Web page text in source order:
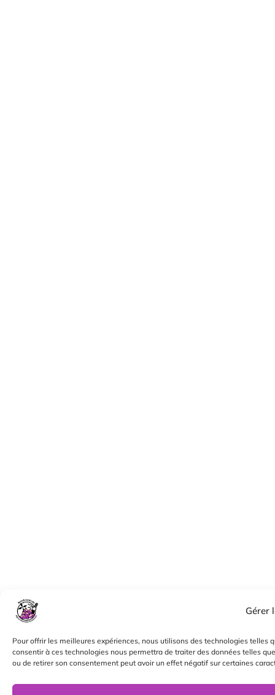
Gérer
Pour offrir les meilleures expériences, nous utilisons des technologies
consentir à ces technologies nous permettra de traiter des données telles
ou de retirer son consentement peut avoir un effet négatif sur certaines